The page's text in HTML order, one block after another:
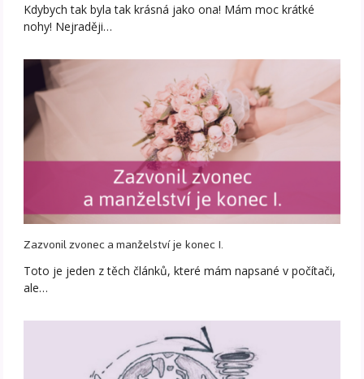
Kdybych tak byla tak krásná jako ona! Mám moc krátké
nohy! Nejraději…
Zazvonil zvonec a manželství je konec I.
Toto je jeden z těch článků, které mám napsané v počítači,
ale…